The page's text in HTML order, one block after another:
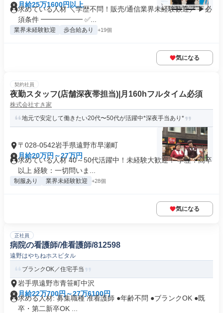
月給25万1600円以上
求めている人材 ＼学歴不問！販売/通信業界未経験歓迎／ ▶必
須条件 ━━━━━━ ✅...
業界未経験歓迎 歩合給あり +19個
気になる
契約社員
夜勤スタッフ(店舗深夜帯担当)|月160hフルタイム必須
株式会社すき家
地元で安定して働きたい20代〜50代が活躍中*深夜手当あり*
〒028-0542岩手県遠野市早瀬町
月給20万円～27万円
求めている人材 40～50代活躍中！未経験大歓迎！ 学歴：高卒
以上 経験：一切問いま...
制服あり 業界未経験歓迎 +28個
気になる
正社員
病院の看護師/准看護師/812598
遠野はやちねホスピタル
ブランクOK／住宅手当
岩手県遠野市青笹町中沢
月給22万700円～27万6100円
求める人材: 募集職種 准看護師 ●年齢不問 ●ブランクOK ●既
卒・第二新卒OK ...